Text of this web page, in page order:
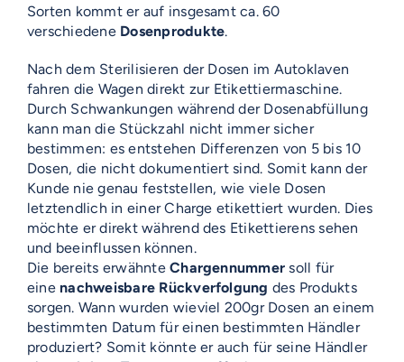
Sorten kommt er auf insgesamt ca. 60
verschiedene Dosenprodukte.
Nach dem Sterilisieren der Dosen im Autoklaven
fahren die Wagen direkt zur Etikettiermaschine.
Durch Schwankungen während der Dosenabfüllung
kann man die Stückzahl nicht immer sicher
bestimmen: es entstehen Differenzen von 5 bis 10
Dosen, die nicht dokumentiert sind. Somit kann der
Kunde nie genau feststellen, wie viele Dosen
letztendlich in einer Charge etikettiert wurden. Dies
möchte er direkt während des Etikettierens sehen
und beeinflussen können.
Die bereits erwähnteChargennummer soll für
eine nachweisbare Rückverfolgung des Produkts
sorgen. Wann wurden wieviel 200gr Dosen an einem
bestimmten Datum für einen bestimmten Händler
produziert? Somit könnte er auch für seine Händler